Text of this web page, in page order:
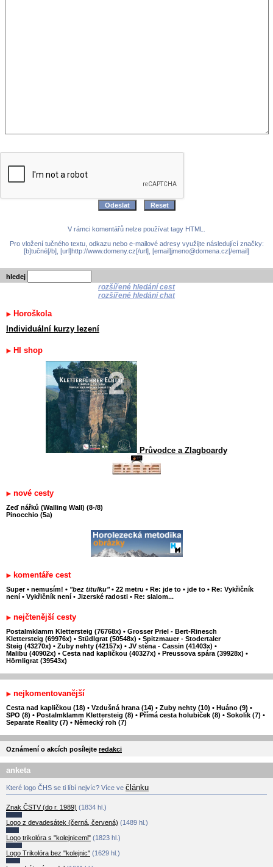
V rámci komentářů nelze používat tagy HTML.
Pro vložení tučného textu, odkazu nebo e-mailové adresy využijte následující značky:
[b]tučné[/b], [url]http://www.domeny.cz[/url], [email]jmeno@domena.cz[/email]
hledej
rozšířené hledání cest
rozšířené hledání chat
Horoškola
Individuální kurzy lezení
HI shop
Průvodce a Zlagboardy
nové cesty
Zeď nářků (Walling Wall) (8-/8)
Pinocchio (5a)
komentáře cest
Super • nemusím! • "bez titulku" • 22 metru • Re: jde to • jde to • Re: Vykřičník
není • Vykřičník není • Jizerské radosti • Re: slalom...
nejčtenější cesty
Postalmklamm Klettersteig (76768x) • Grosser Priel - Bert-Rinesch
Klettersteig (69976x) • Stüdlgrat (50548x) • Spitzmauer - Stodertaler
Steig (43270x) • Zuby nehty (42157x) • JV stěna - Cassin (41403x) •
Malibu (40902x) • Cesta nad kapličkou (40327x) • Preussova spára (39928x) •
Hörnligrat (39543x)
nejkomentovanější
Cesta nad kapličkou (18) • Vzdušná hrana (14) • Zuby nehty (10) • Huáno (9) •
SPO (8) • Postalmklamm Klettersteig (8) • Přímá cesta holubiček (8) • Sokolík (7) •
Separate Reality (7) • Německý roh (7)
Oznámení o akcích posílejte redakci
anketa
Které logo ČHS se ti líbí nejvíc? Více ve článku
Znak ČSTV (do r. 1989) (1834 hl.)
Logo z devadesátek (černá, červená) (1489 hl.)
Logo trikolóra s "kolejnicemi" (1823 hl.)
Logo Trikolóra bez "kolejnic" (1629 hl.)